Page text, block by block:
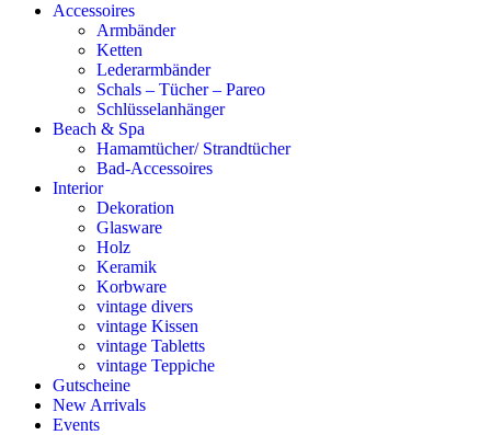
Accessoires
Armbänder
Ketten
Lederarmbänder
Schals – Tücher – Pareo
Schlüsselanhänger
Beach & Spa
Hamamtücher/ Strandtücher
Bad-Accessoires
Interior
Dekoration
Glasware
Holz
Keramik
Korbware
vintage divers
vintage Kissen
vintage Tabletts
vintage Teppiche
Gutscheine
New Arrivals
Events